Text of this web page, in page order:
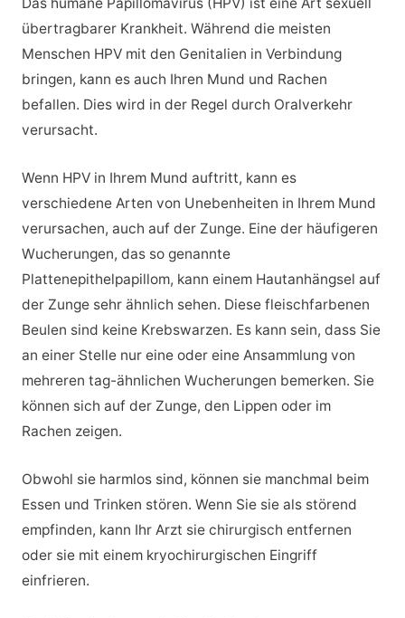
übertragbarer Krankheit. Während die meisten
Menschen HPV mit den Genitalien in Verbindung
bringen, kann es auch Ihren Mund und Rachen
befallen. Dies wird in der Regel durch Oralverkehr
verursacht.
Wenn HPV in Ihrem Mund auftritt, kann es
verschiedene Arten von Unebenheiten in Ihrem Mund
verursachen, auch auf der Zunge. Eine der häufigeren
Wucherungen, das so genannte
Plattenepithelpapillom, kann einem Hautanhängsel auf
der Zunge sehr ähnlich sehen. Diese fleischfarbenen
Beulen sind keine Krebswarzen. Es kann sein, dass Sie
an einer Stelle nur eine oder eine Ansammlung von
mehreren tag-ähnlichen Wucherungen bemerken. Sie
können sich auf der Zunge, den Lippen oder im
Rachen zeigen.
Obwohl sie harmlos sind, können sie manchmal beim
Essen und Trinken stören. Wenn Sie sie als störend
empfinden, kann Ihr Arzt sie chirurgisch entfernen
oder sie mit einem kryochirurgischen Eingriff
einfrieren.